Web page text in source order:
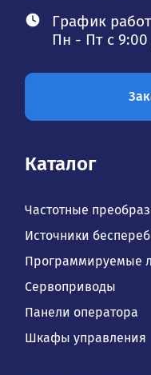
График
Пн - Пт с 9:00
Каталог
Частотные
Источники
Программируемые
Сервоприводы
Панели оператора
Шкафы управления